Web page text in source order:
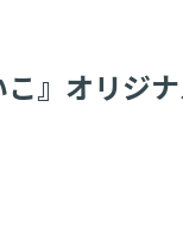
』オリジ